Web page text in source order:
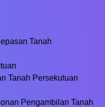
Tanah
Tanah Persekutuan
Pengambilan Tanah